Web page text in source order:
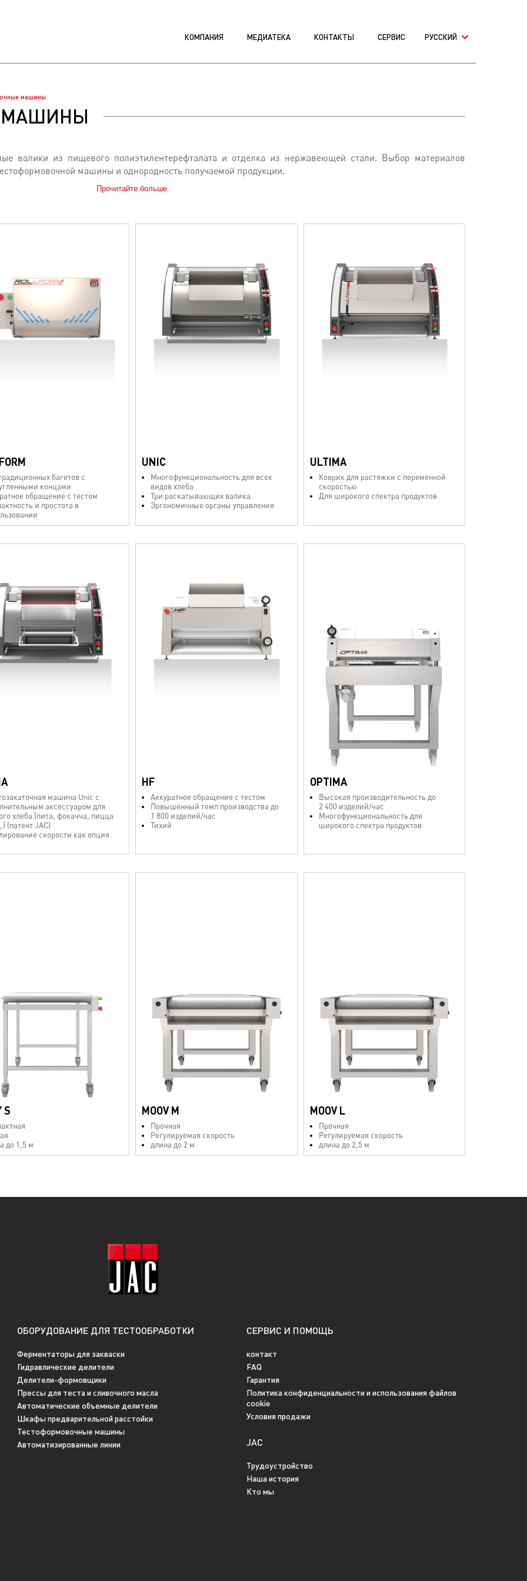
КОМПАНИЯ МЕДИАТЕКА КОНТАКТЫ СЕРВИС PУССКИЙ
машины
МАШИНЫ
валики из пищевого полиэтилентерефталата и отделка из нержавеющей стали. Выбор материалов
машины и однородность получаемой продукции.
Прочитайте больше
багетов с
концами
обращение с тестом
и простота в
UNIC
Многофункциональность для всех
видов хлеба
Три раскатывающих валика
Эргономичные органы управления
ULTIMA
Коврик для растяжки с переменной
скоростью
Для широкого спектра продуктов
машина Unic с
аксессуаром для
хлеба (пита, фокачча, пицца
(патент JAC)
скорости как опция
HF
Аккуратное обращение с тестом
Повышенный темп производства до
1 800 изделий/час
Тихий
OPTIMA
Высокая производительность до
2 400 изделий/час
Многофункциональность для
широкого спектра продуктов
S
до 1,5 м
MOOV M
Прочная
Регулируемая скорость
длина до 2 м
MOOV L
Прочная
Регулируемая скорость
длина до 2,5 м
ОБОРУДОВАНИЕ ДЛЯ ТЕСТООБРАБОТКИ
Ферментаторы для закваски
Гидравлические делители
Делители-формовщики
Прессы для теста и сливочного масла
Автоматические объемные делители
Шкафы предварительной расстойки
Тестоформовочные машины
Автоматизированные линии
СЕРВИС И ПОМОЩЬ
контакт
FAQ
Гарантия
Политика конфиденциальности и использования файлов
cookie
Условия продажи
JAC
Трудоустройство
Наша история
Кто мы